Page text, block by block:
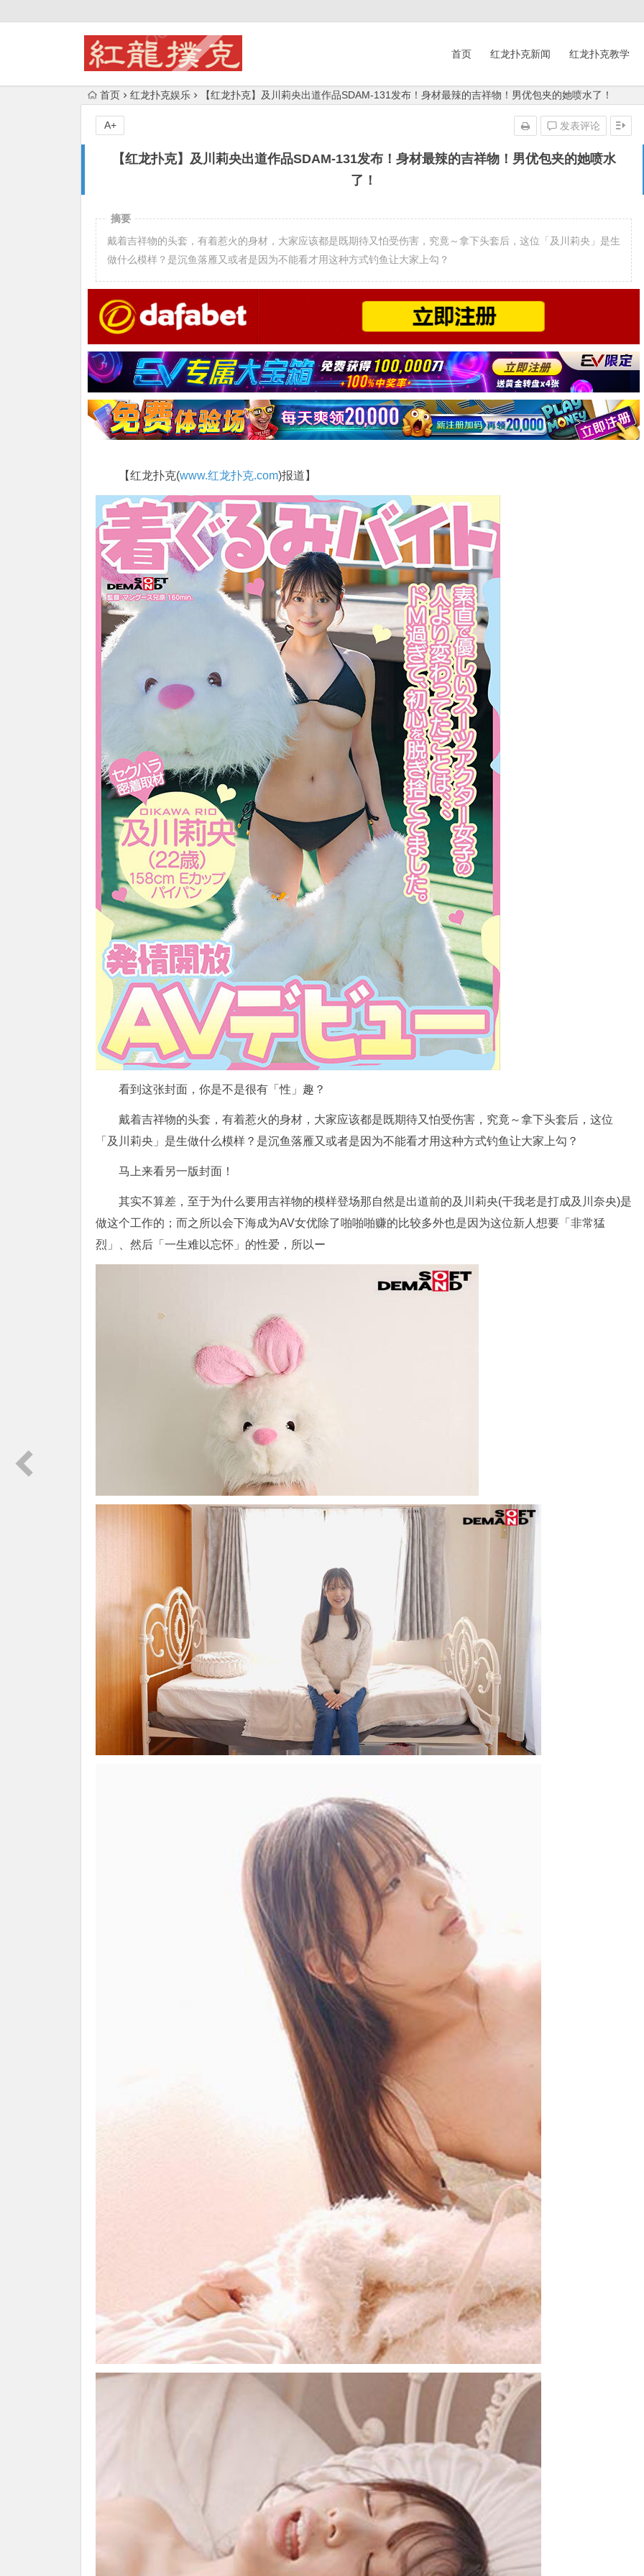
首页 红龙扑克新闻 红龙扑克教学
首页 红龙扑克娱乐 【红龙扑克】及川莉央出道作品SDAM-131发布！身材最辣的吉祥物！男优包夹的她喷水了！
【红龙扑克】及川莉央出道作品SDAM-131发布！身材最辣的吉祥物！男优包夹的她喷水
了！
发表评论
A+
摘要
戴着吉祥物的头套，有着惹火的身材，大家应该都是既期待又怕受伤害，究竟～拿下头套后，这位「及川莉央」是生
做什么模样？是沉鱼落雁又或者是因为不能看才用这种方式钓鱼让大家上勾？
【红龙扑克(www.红龙扑克.com)报道】
看到这张封面，你是不是很有「性」趣？
戴着吉祥物的头套，有着惹火的身材，大家应该都是既期待又怕受伤害，究竟～拿下头套后，这位
「 及川莉央 」是生做什么模样？是沉鱼落雁又或者是因为不能看才用这种方式钓鱼让大家上勾？
马上来看另一版封面！
其实不算差，至于为什么要用吉祥物的模样登场那自然是出道前的及川莉央(干我老是打成及川奈央)是
做这个工作的；而之所以会下海成为AV女优除了啪啪啪赚的比较多外也是因为这位新人想要「非常猛
烈」、然后「一生难以忘怀」的性爱，所以ー